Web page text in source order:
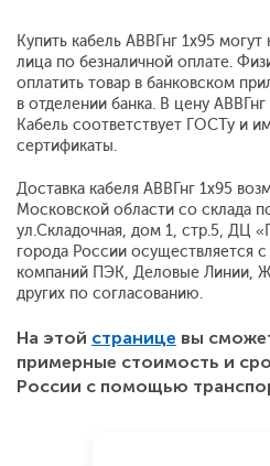
Купить кабель АВВГнг 1x95
лица по безналичной оплате.
оплатить товар в банковском
в отделении банка. В цену
Кабель соответствует ГОСТу и
сертификаты.
Доставка кабеля АВВГнг 1x95
Московской области со склада
ул.Складочная, дом 1, стр.5, ДЦ
города России осуществляется
компаний ПЭК, Деловые Линии,
других по согласованию.
На этой странице вы
примерные стоимость и
России с помощью